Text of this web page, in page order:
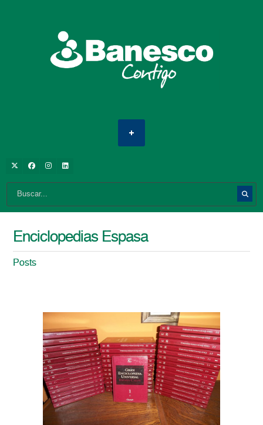
Enciclopedias Espasa
Posts